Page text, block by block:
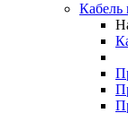
Кабель